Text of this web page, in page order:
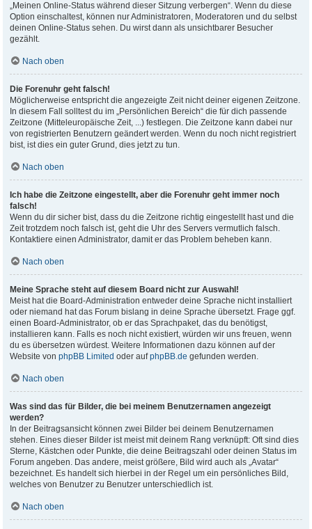
„Meinen Online-Status während dieser Sitzung verbergen“. Wenn du diese
Option einschaltest, können nur Administratoren, Moderatoren und du selbst
deinen Online-Status sehen. Du wirst dann als unsichtbarer Besucher
gezählt.
Nach oben
Die Forenuhr geht falsch!
Möglicherweise entspricht die angezeigte Zeit nicht deiner eigenen Zeitzone.
In diesem Fall solltest du im „Persönlichen Bereich“ die für dich passende
Zeitzone (Mitteleuropäische Zeit, ...) festlegen. Die Zeitzone kann dabei nur
von registrierten Benutzern geändert werden. Wenn du noch nicht registriert
bist, ist dies ein guter Grund, dies jetzt zu tun.
Nach oben
Ich habe die Zeitzone eingestellt, aber die Forenuhr geht immer noch
falsch!
Wenn du dir sicher bist, dass du die Zeitzone richtig eingestellt hast und die
Zeit trotzdem noch falsch ist, geht die Uhr des Servers vermutlich falsch.
Kontaktiere einen Administrator, damit er das Problem beheben kann.
Nach oben
Meine Sprache steht auf diesem Board nicht zur Auswahl!
Meist hat die Board-Administration entweder deine Sprache nicht installiert
oder niemand hat das Forum bislang in deine Sprache übersetzt. Frage ggf.
einen Board-Administrator, ob er das Sprachpaket, das du benötigst,
installieren kann. Falls es noch nicht existiert, würden wir uns freuen, wenn
du es übersetzen würdest. Weitere Informationen dazu können auf der
Website vonphpBB Limited oder aufphpBB.de gefunden werden.
Nach oben
Was sind das für Bilder, die bei meinem Benutzernamen angezeigt
werden?
In der Beitragsansicht können zwei Bilder bei deinem Benutzernamen
stehen. Eines dieser Bilder ist meist mit deinem Rang verknüpft: Oft sind dies
Sterne, Kästchen oder Punkte, die deine Beitragszahl oder deinen Status im
Forum angeben. Das andere, meist größere, Bild wird auch als „Avatar“
bezeichnet. Es handelt sich hierbei in der Regel um ein persönliches Bild,
welches von Benutzer zu Benutzer unterschiedlich ist.
Nach oben